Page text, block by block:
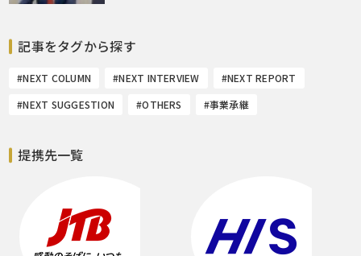
記事をタグから探す
#NEXT COLUMN #NEXT INTERVIEW
#NEXT REPORT
#NEXT SUGGESTION
#OTHERS #事業承継
提携先一覧